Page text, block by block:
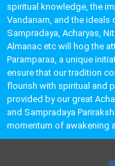
spiritual knowledge, the
Vandanam, and the ideals
Sampradaya, Acharyas,
Almanac etc will hog the
Paramparaa, a unique
ensure that our tradition
flourish with spiritual and
provided by our great
and Sampradaya
momentum of awakening